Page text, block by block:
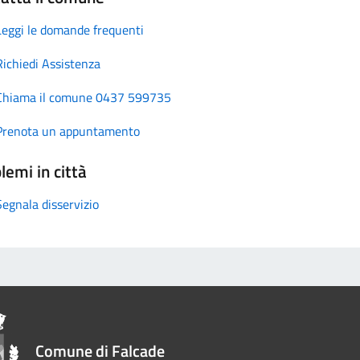
le domande frequenti
Assistenza
il comune 0437 599735
un appuntamento
in città
disservizio
Comune di Falcade